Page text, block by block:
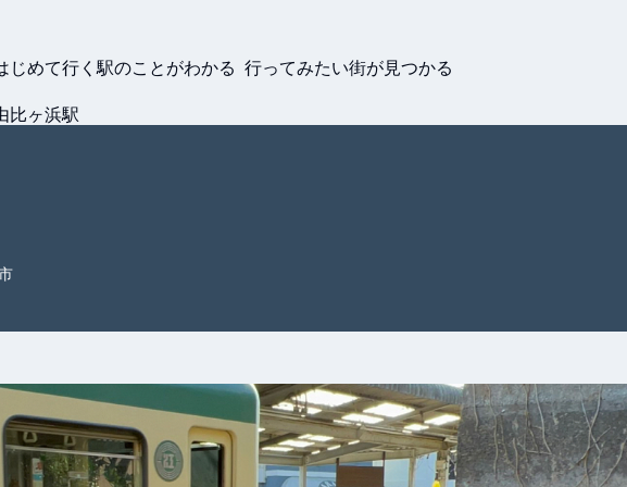
じめて行く駅のことがわかる 行ってみたい街が見つかる
比ヶ浜駅